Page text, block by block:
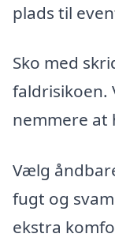
plads til
Sko med
faldrisikoen.
nemmere at
Vælg
fugt og
ekstra